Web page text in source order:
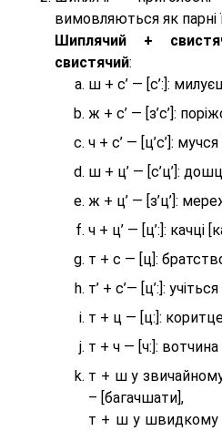
вимовляються як парні
Шиплячий +
свистячий:
ш + с’ — [с’:]:
ж + с’ — [з’с’]:
ч + с’ — [ц’с’]: мучся
ш + ц’ — [с’ц’]: дошці
ж + ц’ — [з’ц’]:
ч + ц’ — [ц’:]: качці
т + с — [ц]:
т’ + с’— [ц’:]: учіться
т + ц — [ц:]:
т + ч — [ч:]: вотчина
т + ш у
– [багачшати],
т + ш у швидкому